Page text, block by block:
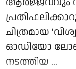
ചിത്രമായ
ഓഡിയോ
നടത്തിയ ...